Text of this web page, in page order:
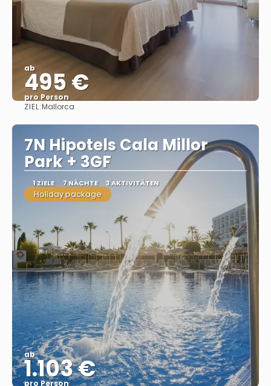
ab
495 €
pro Person
ZIEL:Mallorca
7N Hipotels Cala Millor
Park + 3GF
1 ZIELE 7 NÄCHTE 3 AKTIVITÄTEN
Holiday package
ab
1.103 €
pro Person